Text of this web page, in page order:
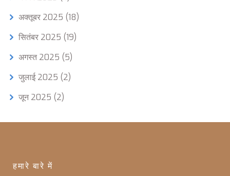
अक्तूबर 2025 (18)
सितंबर 2025 (19)
अगस्त 2025 (5)
जुलाई 2025 (2)
जून 2025 (2)
हमारे बारे में